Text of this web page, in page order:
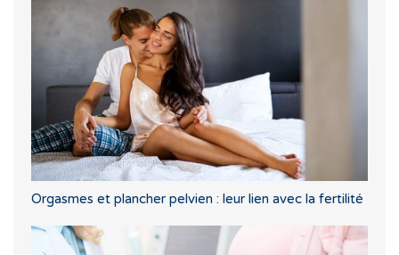
Orgasmes et plancher pelvien : leur lien avec la fertilité